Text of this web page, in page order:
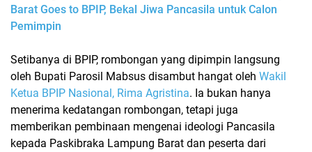
Barat Goes to BPIP, Bekal Jiwa Pancasila untuk Calon
Pemimpin
Setibanya di BPIP, rombongan yang dipimpin langsung
oleh Bupati Parosil Mabsus disambut hangat oleh Wakil
Ketua BPIP Nasional, Rima Agristina. Ia bukan hanya
menerima kedatangan rombongan, tetapi juga
memberikan pembinaan mengenai ideologi Pancasila
kepada Paskibraka Lampung Barat dan peserta dari